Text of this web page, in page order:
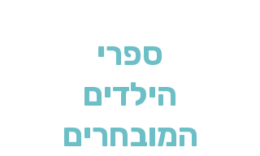
ספרי
הילדים
המובחרים